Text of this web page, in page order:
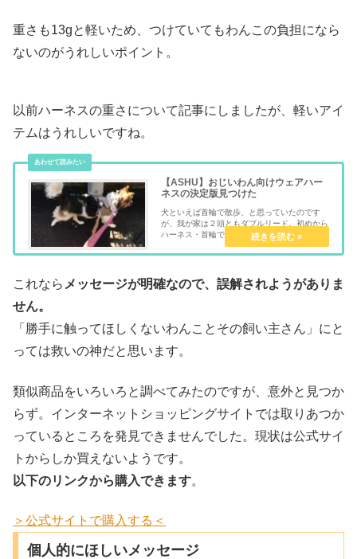
重さも13gと軽いため、つけていてもわんこの負担になら
ないのがうれしいポイント。
以前ハーネスの重さについて記事にしましたが、軽いアイ
テムはうれしいですね。
【ASHU】おじいわん向けウェアハー
ネスの決定版見つけた
犬といえば首輪で散歩、と思っていたのです
が、我が家は２頭ともダブルリード。初めから
ハーネス・首輪でお散歩していました。でもハ
ーネスっていろいろあって難しい…ということ
で、我が家のお気に入りの記録です。今日はシ
これなら メッセージが明確なので、誤解されようがありま
せん。
「勝手に触ってほしくないわんことその飼い主さん」にと
っては救いの神だと思います。
類似商品をいろいろと調べてみたのですが、意外と見つか
らず。インターネットショッピングサイトでは取りあつか
っているところを発見できませんでした。現状は公式サイ
トからしか買えないようです。
以下のリンクから購入できます。
＞公式サイトで購入する＜
個人的にほしいメッセージ